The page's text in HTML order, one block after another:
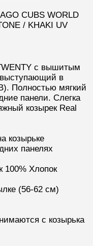
CUBS WORLD
/ KHAKI UV
с вышитым
в
). Полностью мягкий
панели. Слегка
козырек Real
козырьке
панелях
100% Хлопок
(56-62 см)
с козырька